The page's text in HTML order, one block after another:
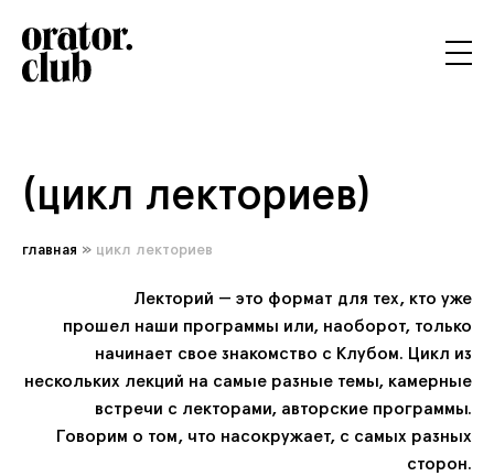
(цикл лекториев)
главная » цикл лекториев
Лекторий — это формат для тех, кто уже
прошел наши программы или, наоборот, только
начинает свое знакомство с Клубом. Цикл из
нескольких лекций на самые разные темы, камерные
встречи с лекторами, авторские программы.
Говорим о том, что насокружает, с самых разных
сторон.